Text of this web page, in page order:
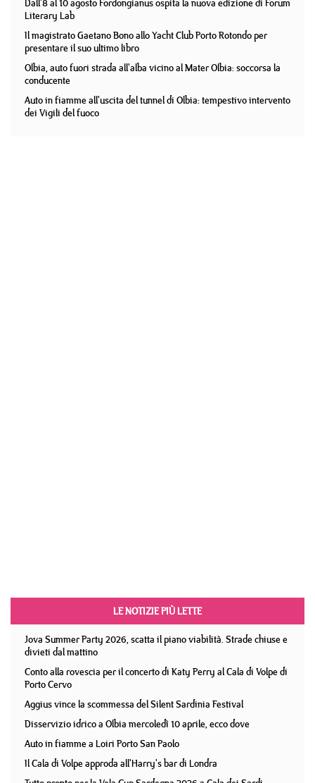
Dall'8 al 10 agosto Fordongianus ospita la nuova edizione di Forum
Literary Lab
Il magistrato Gaetano Bono allo Yacht Club Porto Rotondo per
presentare il suo ultimo libro
Olbia, auto fuori strada all'alba vicino al Mater Olbia: soccorsa la
conducente
Auto in fiamme all'uscita del tunnel di Olbia: tempestivo intervento
dei Vigili del fuoco
LE NOTIZIE PIÙ LETTE
Jova Summer Party 2026, scatta il piano viabilità. Strade chiuse e
divieti dal mattino
Conto alla rovescia per il concerto di Katy Perry al Cala di Volpe di
Porto Cervo
Aggius vince la scommessa del Silent Sardinia Festival
Disservizio idrico a Olbia mercoledì 10 aprile, ecco dove
Auto in fiamme a Loiri Porto San Paolo
Il Cala di Volpe approda all'Harry's bar di Londra